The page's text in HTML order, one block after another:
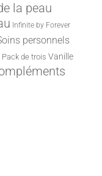
la peau
Infinite by Forever
personnels
Pack de trois Vanille